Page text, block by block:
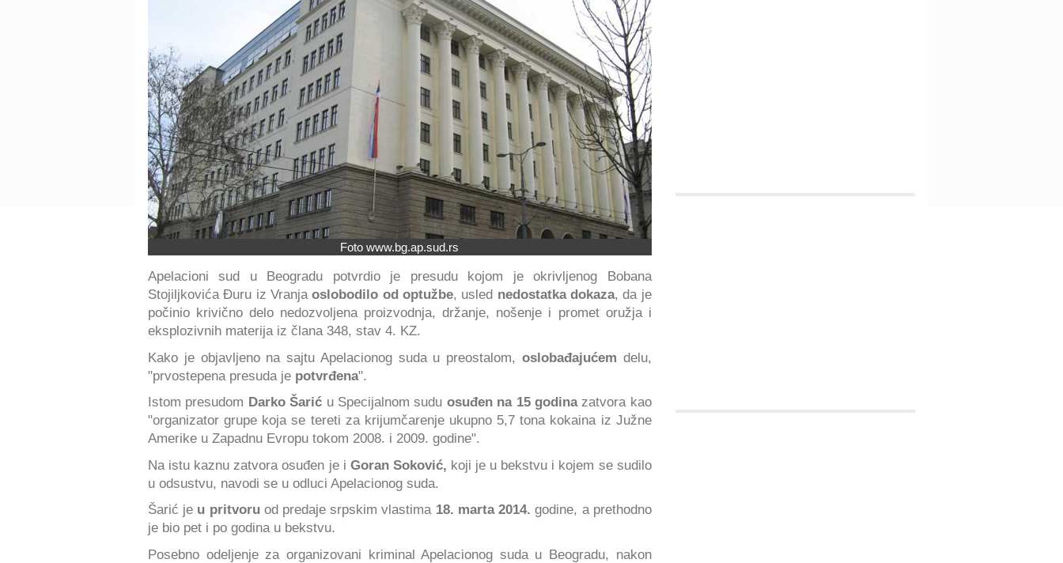
Foto www.bg.ap.sud.rs
Apelacioni sud u Beogradu potvrdio je presudu kojom je okrivljenog Bobana
Stojiljkovića Đuru iz Vranjaoslobodilo od optužbe, usled nedostatka dokaza, da je
počinio krivično delo nedozvoljena proizvodnja, držanje, nošenje i promet oružja i
eksplozivnih materija iz člana 348, stav 4. KZ.
Kako je objavljeno na sajtu Apelacionog suda u preostalom, oslobađajućem delu,
"prvostepena presuda je potvrđena".
Istom presudom Darko Šarić u Specijalnom sudu osuđen na 15 godinazatvora kao
"organizator grupe koja se tereti za krijumčarenje ukupno 5,7 tona kokaina iz Južne
Amerike u Zapadnu Evropu tokom 2008. i 2009. godine".
Na istu kaznu zatvora osuđen je i Goran Soković, koji je u bekstvu i kojem se sudilo
u odsustvu, navodi se u odluci Apelacionog suda.
Šarić je u pritvoru od predaje srpskim vlastima 18. marta 2014.godine, a prethodno
je bio pet i po godina u bekstvu.
Posebno odeljenje za organizovani kriminal Apelacionog suda u Beogradu, nakon